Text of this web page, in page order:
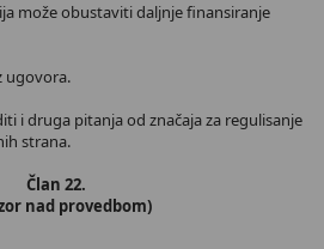
može obustaviti daljnje finansiranje
ugovora.
i druga pitanja od značaja za regulisanje
strana.
Član 22.
nad provedbom)